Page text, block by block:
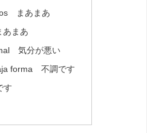
まあまあ
まあ
気分が悪い
forma 不調です
す